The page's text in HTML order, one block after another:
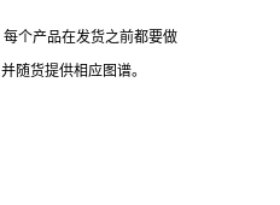
个产品在发货之前都要做
随货提供相应图谱。